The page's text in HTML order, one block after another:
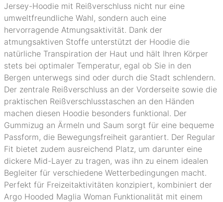
Jersey-Hoodie mit Reißverschluss nicht nur eine
umweltfreundliche Wahl, sondern auch eine
hervorragende Atmungsaktivität. Dank der
atmungsaktiven Stoffe unterstützt der Hoodie die
natürliche Transpiration der Haut und hält Ihren Körper
stets bei optimaler Temperatur, egal ob Sie in den
Bergen unterwegs sind oder durch die Stadt schlendern.
Der zentrale Reißverschluss an der Vorderseite sowie die
praktischen Reißverschlusstaschen an den Händen
machen diesen Hoodie besonders funktional. Der
Gummizug an Ärmeln und Saum sorgt für eine bequeme
Passform, die Bewegungsfreiheit garantiert. Der Regular
Fit bietet zudem ausreichend Platz, um darunter eine
dickere Mid-Layer zu tragen, was ihn zu einem idealen
Begleiter für verschiedene Wetterbedingungen macht.
Perfekt für Freizeitaktivitäten konzipiert, kombiniert der
Argo Hooded Maglia Woman Funktionalität mit einem